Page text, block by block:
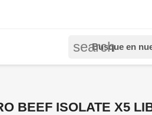
search
BEEF ISOLATE X5